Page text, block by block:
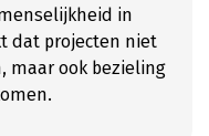
in
dat projecten niet
maar ook bezieling